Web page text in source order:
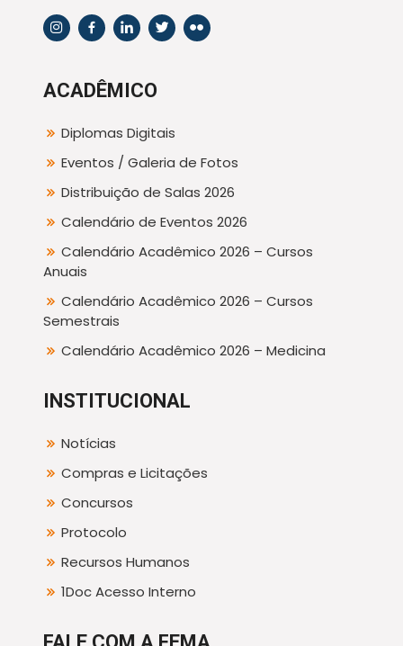
ACADÊMICO
Diplomas Digitais
Eventos / Galeria de Fotos
Distribuição de Salas 2026
Calendário de Eventos 2026
Calendário Acadêmico 2026 – Cursos
Anuais
Calendário Acadêmico 2026 – Cursos
Semestrais
Calendário Acadêmico 2026 – Medicina
INSTITUCIONAL
Notícias
Compras e Licitações
Concursos
Protocolo
Recursos Humanos
1Doc Acesso Interno